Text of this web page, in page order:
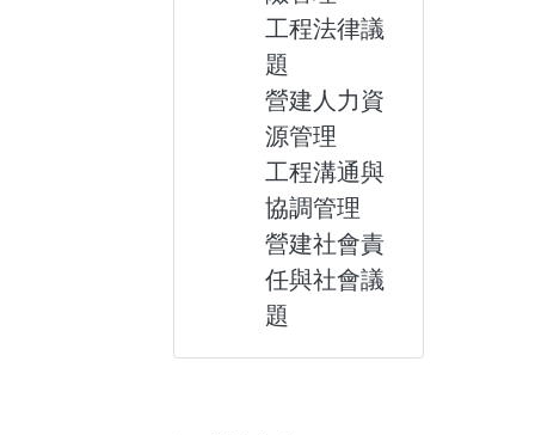
工程法律議
題
營建人力資
源管理
工程溝通與
協調管理
營建社會責
任與社會議
題